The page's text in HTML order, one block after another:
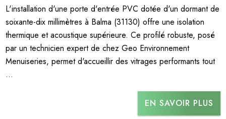
L'installation d'une porte d'entrée PVC dotée d'un dormant de
soixante-dix millimètres à Balma (31130) offre une isolation
thermique et acoustique supérieure. Ce profilé robuste, posé
par un technicien expert de chez Geo Environnement
Menuiseries, permet d'accueillir des vitrages performants tout
...
EN SAVOIR PLUS